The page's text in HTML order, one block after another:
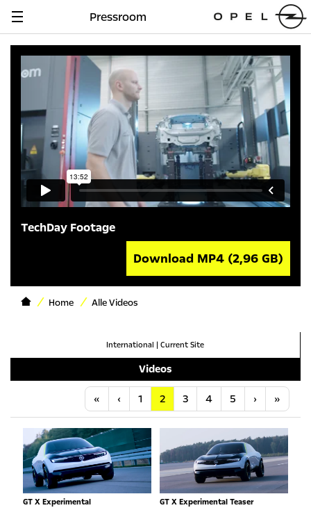
Navigation
Pressroom
TechDay Footage
Download MP4 (2,96 GB)
Home Alle Videos
International | Current Site
Videos
« Anfang
‹ Vorherige
1 2 3 4 5 ›Nächste
»
GT X Experimental GT X Experimental Teaser